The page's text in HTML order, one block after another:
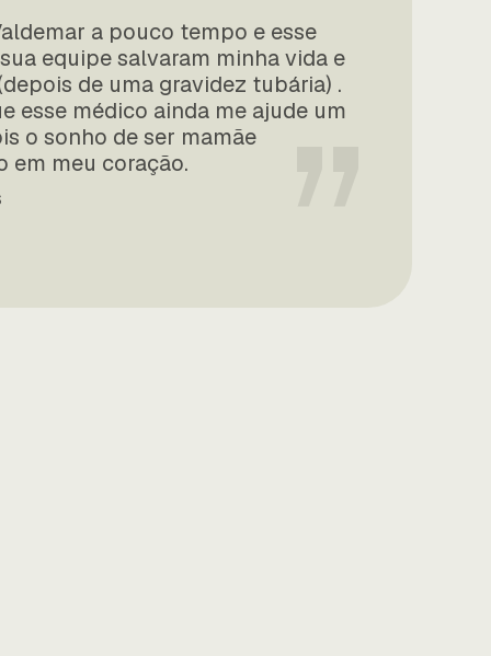
e a Revista
goiana.
e Biologia
foi eleito Membro
das Polícias Militares e
Escritores.
sua vocação para
de Medicina da
médica e fortalecer o
Conselheiro Federal do
e assumiu também a
”
a pouco tempo e esse
equipe salvaram minha vida e
de uma gravidez tubária) .
esse médico ainda me ajude um
o sonho de ser mamãe
em meu coração.